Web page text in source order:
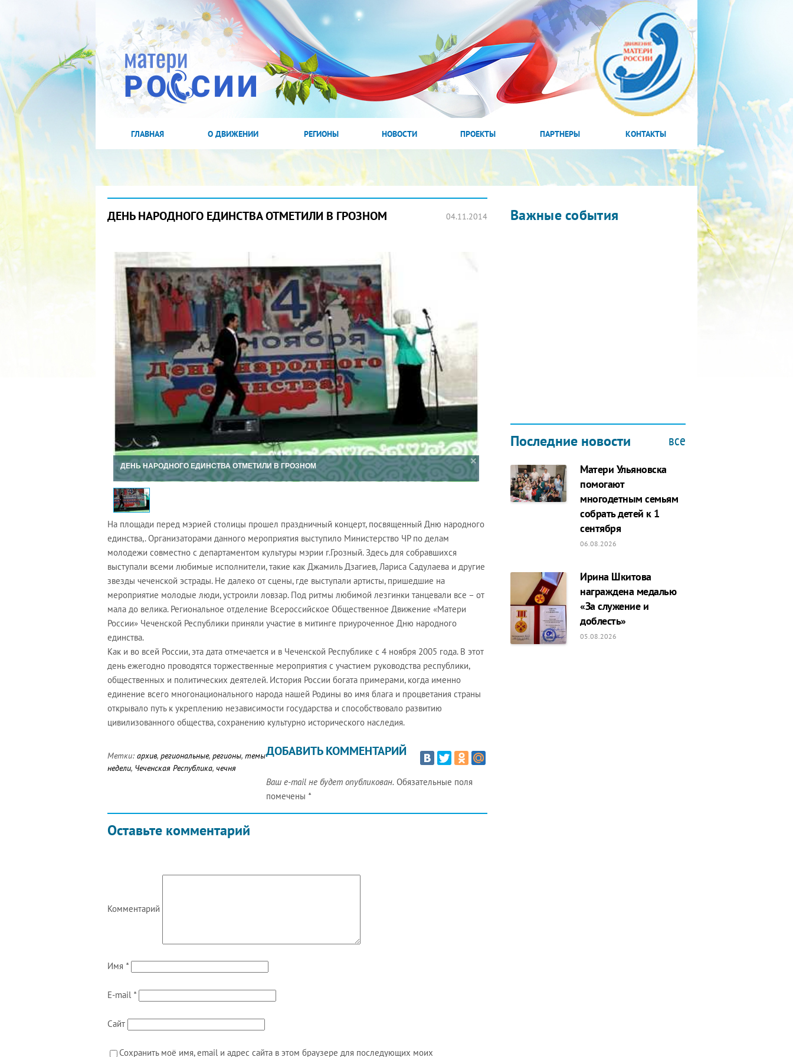
ГЛАВНАЯ О ДВИЖЕНИИ РЕГИОНЫ НОВОСТИ ПРОЕКТЫ ПАРТНЕРЫ КОНТАКТЫ
ДЕНЬ НАРОДНОГО ЕДИНСТВА ОТМЕТИЛИ В ГРОЗНОМ 04.11.2014
ДЕНЬ НАРОДНОГО ЕДИНСТВА ОТМЕТИЛИ В ГРОЗНОМ
На площади перед мэрией столицы прошел праздничный концерт, посвященный Дню народного
единства,. Организаторами данного мероприятия выступило Министерство ЧР по делам
молодежи совместно с департаментом культуры мэрии г.Грозный. Здесь для собравшихся
выступали всеми любимые исполнители, такие как Джамиль Дзагиев, Лариса Садулаева и другие
звезды чеченской эстрады. Не далеко от сцены, где выступали артисты, пришедшие на
мероприятие молодые люди, устроили ловзар. Под ритмы любимой лезгинки танцевали все – от
мала до велика. Региональное отделение Всероссийское Общественное Движение «Матери
России» Чеченской Республики приняли участие в митинге приуроченное Дню народного
единства.
Как и во всей России, эта дата отмечается и в Чеченской Республике с 4 ноября 2005 года. В этот
день ежегодно проводятся торжественные мероприятия с участием руководства республики,
общественных и политических деятелей. История России богата примерами, когда именно
единение всего многонационального народа нашей Родины во имя блага и процветания страны
открывало путь к укреплению независимости государства и способствовало развитию
цивилизованного общества, сохранению культурно исторического наследия.
Метки: архив, региональные, регионы, темы
недели, Чеченская Республика, чечня
Оставьте комментарий
ДОБАВИТЬ КОММЕНТАРИЙ
Ваш e-mail не будет опубликован. Обязательные поля
помечены *
Комментарий
Имя *
E-mail *
Сайт
Сохранить моё имя, email и адрес сайта в этом браузере для последующих моих
Важные события
2022 ГОД ПРОВОЗГЛАШЕН ГОДОМ
МАТЕРИ В ЯКУТИИ
19.12.2021
Последние новости все
Матери Ульяновска
помогают
многодетным семьям
собрать детей к 1
сентября
06.08.2026
Ирина Шкитова
награждена медалью
«За служение и
доблесть»
05.08.2026